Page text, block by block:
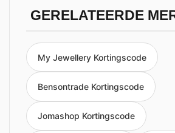
GERELATEERDE
My Jewellery Kortingscode
Bensontrade Kortingscode
Jomashop Kortingscode